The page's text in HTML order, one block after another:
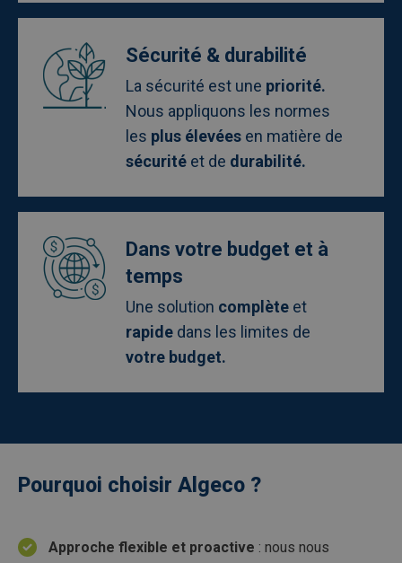
Afbeelding Sécurité & durabilité
La sécurité est une priorité.
Nous appliquons les normes
les plus élevées en matière de
sécurité et de durabilité.
Afbeelding
Dans votre budget et à
temps
Une solution complète et
rapide dans les limites de
votre budget.
Pourquoi choisir Algeco ?
Approche flexible et proactive : nous nous